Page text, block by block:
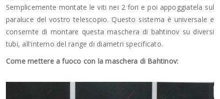
Semplicemente montate le viti nei 2 fori e poi appoggiatela sul
paraluce del vostro telescopio. Questo sistema è universale e
consernte di montare questa maschera di bahtinov su diversi
tubi, all'interno del range di diametri specificato.
Come mettere a fuoco con la maschera di Bahtinov: